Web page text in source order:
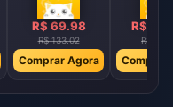
R$ 69.98
R$ 133.02
Comprar Agora
R$
R$
Comprar